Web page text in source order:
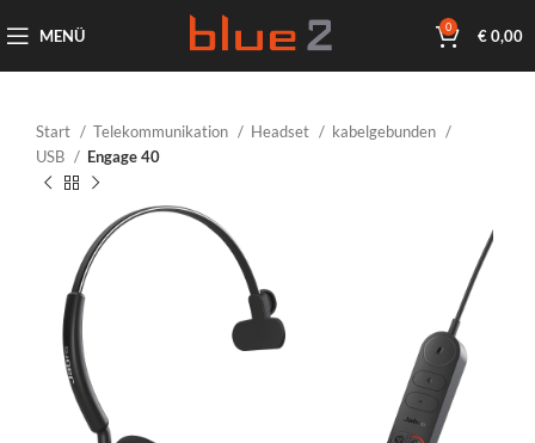
MENÜ 0 €0,00
Start Telekommunikation Headset
kabelgebunden
USB
Engage 40